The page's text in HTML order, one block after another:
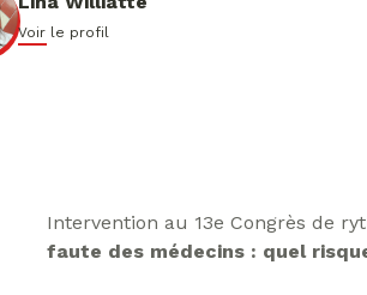
Voir le profil
Intervention au 13e Congrès de
faute des médecins : quel